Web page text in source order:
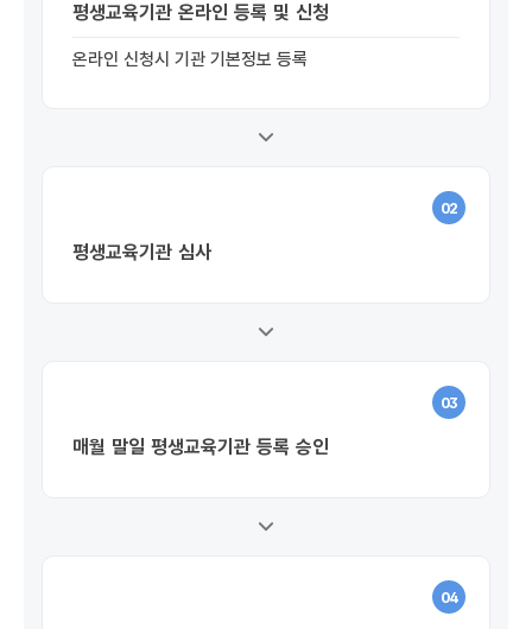
평생교육기관 온라인 등록 및 신청
온라인 신청시 기관 기본정보 등록
02
평생교육기관 심사
03
매월 말일 평생교육기관 등록 승인
04